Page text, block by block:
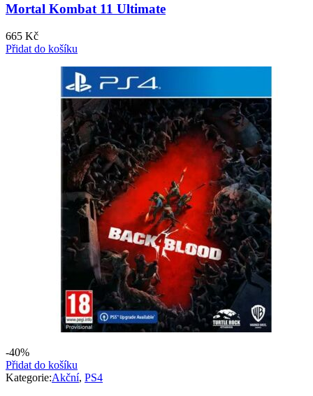
Mortal Kombat 11 Ultimate
665 Kč
Přidat do košíku
-40%
Přidat do košíku
Kategorie:Akční, PS4